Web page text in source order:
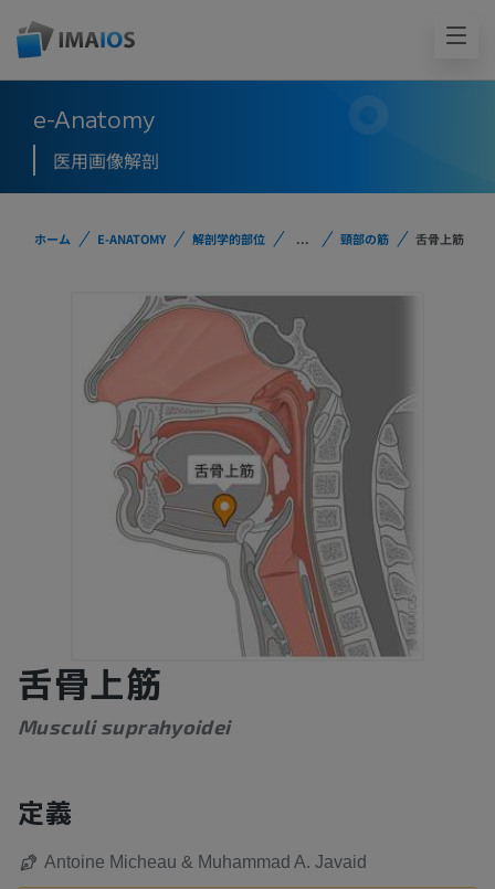
e-Anatomy
医用画像解剖
ホーム E-ANATOMY 解剖学的部位 ... 頸部の筋 舌骨上筋
舌骨上筋
Musculi suprahyoidei
定義
Antoine Micheau & Muhammad A. Javaid